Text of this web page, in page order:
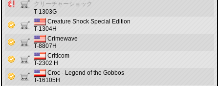
クリーチャーショック
T-1303G
Creature Shock Special Edition
T-1304H
Crimewave
T-8807H
Criticom
T-2302 H
Croc - Legend of the Gobbos
T-16105H